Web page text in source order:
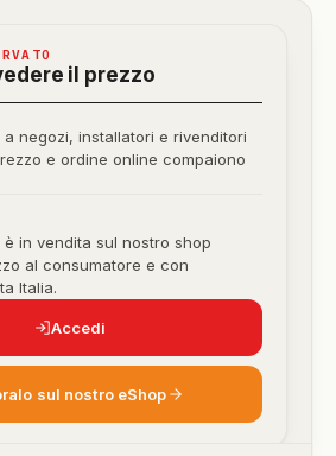
il prezzo
negozi, installatori e rivenditori
e ordine online compaiono
in vendita sul nostro shop
al consumatore e con
Italia.
Accedi
sul nostro eShop